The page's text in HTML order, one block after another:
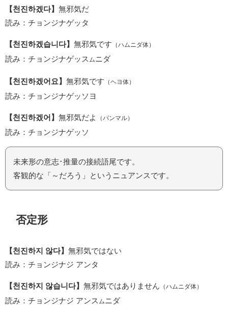
【천진하겠다】 無邪気だ
読み：チョンジナゲッタ
【천진하겠습니다】 無邪気です （ハムニダ体）
読み：チョンジナゲッス ムニダ
【천진하겠어요】 無邪気です （ヘヨ体）
読み：チョンジナゲッソヨ
【천진하겠어】 無邪気だよ （パンマル）
読み：チョンジナゲッソ
未来形の意志･推量の接続語尾です。
客観的な「～だろう」というニュアンスです。
否定形
【천진하지 않다】 無邪気ではない
読み：チョンジナジ アンタ
【천진하지 않습니다】 無邪気ではありません （ハムニダ体）
読み：チョンジナジ アンス ム ニダ